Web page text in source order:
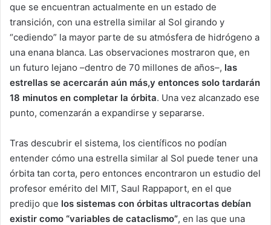
que se encuentran actualmente en un estado de
transición, con una estrella similar al Sol girando y
“cediendo” la mayor parte de su atmósfera de hidrógeno a
una enana blanca. Las observaciones mostraron que, en
un futuro lejano –dentro de 70 millones de años–, las
estrellas se acercarán aún más,y entonces solo tardarán
18 minutos en completar la órbita. Una vez alcanzado ese
punto, comenzarán a expandirse y separarse.
Tras descubrir el sistema, los científicos no podían
entender cómo una estrella similar al Sol puede tener una
órbita tan corta, pero entonces encontraron un estudio del
profesor emérito del MIT, Saul Rappaport, en el que
predijo que los sistemas con órbitas ultracortas debían
existir como “variables de cataclismo”, en las que una